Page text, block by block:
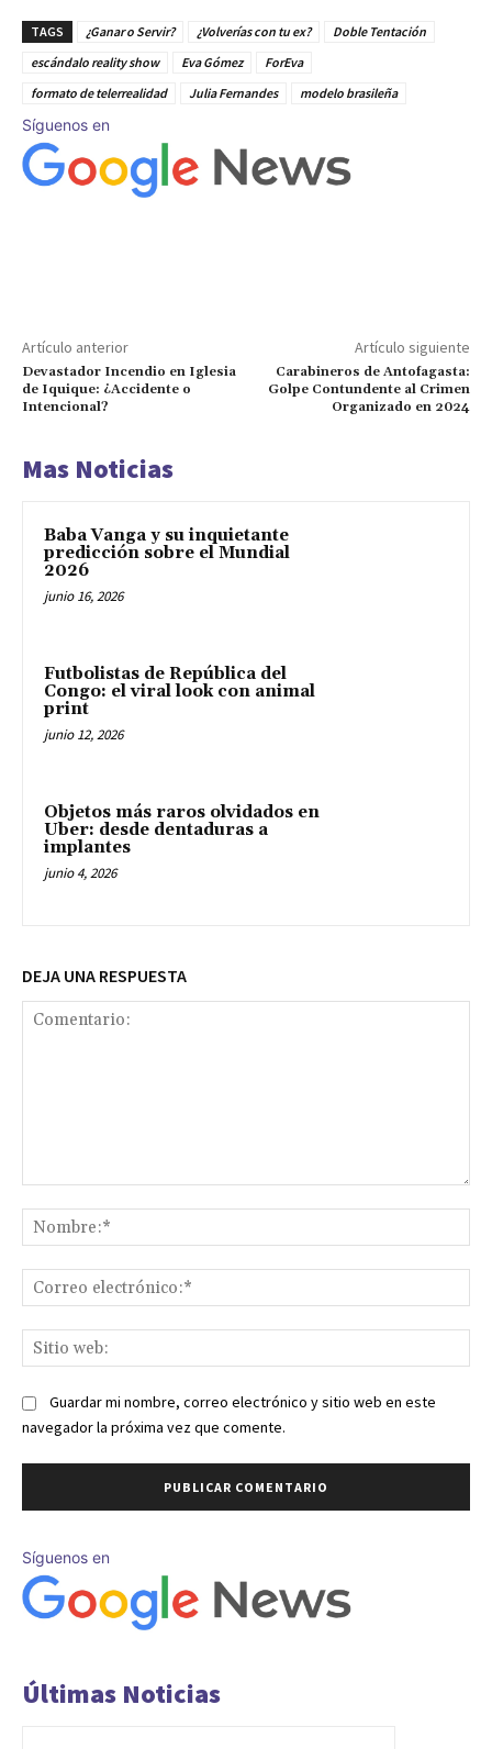
TAGS ¿Ganar o Servir? ¿Volverías con tu ex?
Doble Tentación
escándalo reality show
Eva Gómez
ForEva
formato de telerrealidad
Julia Fernandes modelo brasileña
Síguenos en
Artículo anterior
Devastador Incendio en Iglesia
de Iquique: ¿Accidente o
Intencional?
Artículo siguiente
Carabineros de Antofagasta:
Golpe Contundente al Crimen
Organizado en 2024
Mas Noticias
Baba Vanga y su inquietante
predicción sobre el Mundial
2026
junio 16, 2026
Futbolistas de República del
Congo: el viral look con animal
print
junio 12, 2026
Objetos más raros olvidados en
Uber: desde dentaduras a
implantes
junio 4, 2026
DEJA UNA RESPUESTA
Guardar mi nombre, correo electrónico y sitio web en este
navegador la próxima vez que comente.
Síguenos en
Últimas Noticias